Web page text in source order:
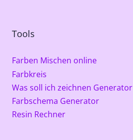
Tools
Farben Mischen online
Farbkreis
Was soll ich zeichnen Generator
Farbschema Generator
Resin Rechner